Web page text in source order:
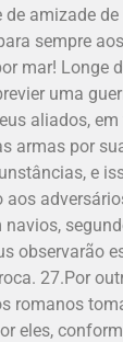
amizade de
sempre
mar! Longe
uma
aliados,
armas por
e
aos
navios,
observarão
27.Por
romanos
eles,